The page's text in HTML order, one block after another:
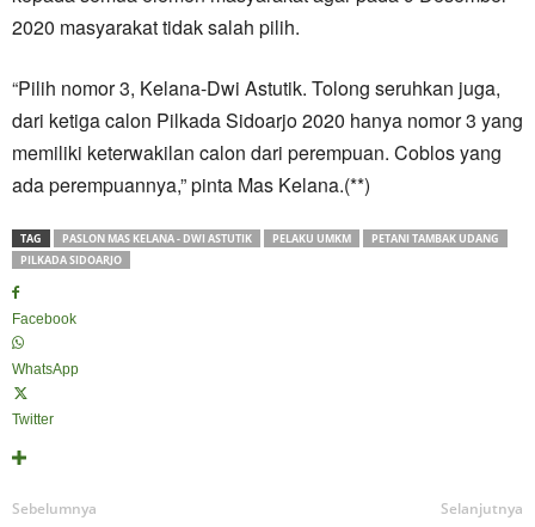
2020 masyarakat tidak salah pilih.
“Pilih nomor 3, Kelana-Dwi Astutik. Tolong seruhkan juga,
dari ketiga calon Pilkada Sidoarjo 2020 hanya nomor 3 yang
memiliki keterwakilan calon dari perempuan. Coblos yang
ada perempuannya,” pinta Mas Kelana.(**)
TAG PASLON MAS KELANA - DWI ASTUTIK PELAKU UMKM
PETANI TAMBAK UDANG
PILKADA SIDOARJO
Facebook
WhatsApp
Twitter
Sebelumnya Selanjutnya